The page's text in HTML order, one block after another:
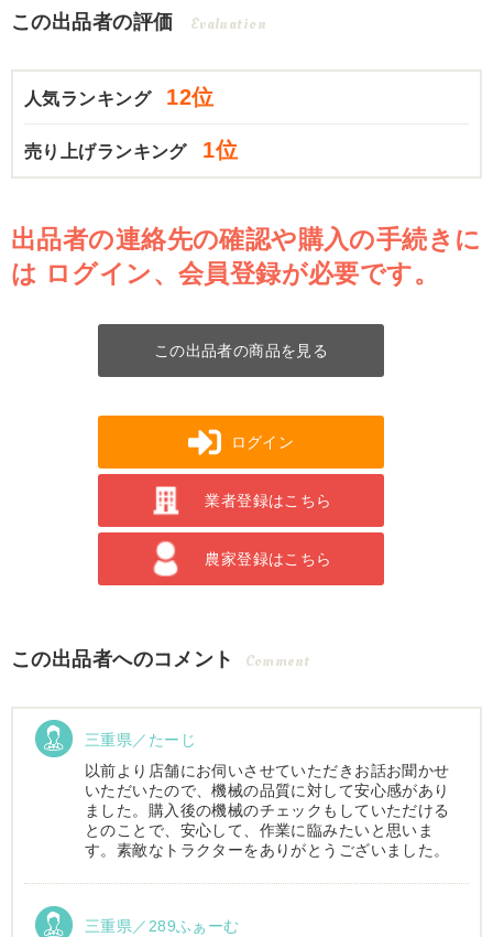
この出品者の評価 Evaluation
人気ランキング 12位
売り上げランキング 1位
出品者の連絡先の確認や購入の手続きに
は ログイン、会員登録が必要です。
この出品者の商品を見る
ログイン
業者登録はこちら
農家登録はこちら
この出品者へのコメント Comment
三重県／たーじ
以前より店舗にお伺いさせていただきお話お聞かせ
いただいたので、機械の品質に対して安心感があり
ました。購入後の機械のチェックもしていただける
とのことで、安心して、作業に臨みたいと思いま
す。素敵なトラクターをありがとうございました。
三重県／289ふぁーむ